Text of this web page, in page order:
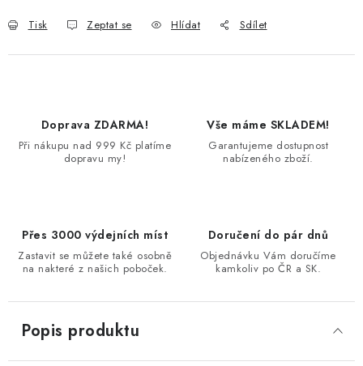
Tisk Zeptat se Hlídat Sdílet
Doprava ZDARMA!
Při nákupu nad 999 Kč platíme
dopravu my!
Vše máme SKLADEM!
Garantujeme dostupnost
nabízeného zboží.
Přes 3000 výdejních míst
Zastavit se můžete také osobně
na nakteré z našich poboček.
Doručení do pár dnů
Objednávku Vám doručíme
kamkoliv po ČR a SK.
Popis produktu